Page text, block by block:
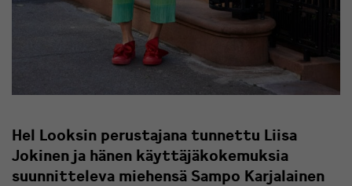
Hel Looksin perustajana tunnettu Liisa
Jokinen ja hänen käyttäjäkokemuksia
suunnitteleva miehensä Sampo Karjalainen